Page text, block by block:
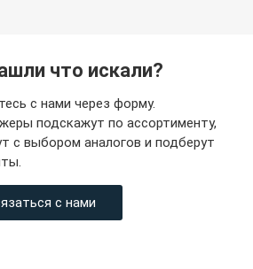
что искали?
с нами через форму.
подскажут по ассортименту,
с выбором аналогов и подберут
с нами